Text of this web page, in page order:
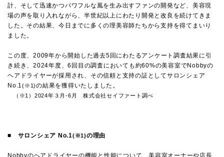
計、そして迅速かつパワフルな風を生み出すファンの開発など、美容現
場の声を取り入れながら、半世紀以上にわたり開発と改良を続けてきま
した。その結果、今日までに多くの理美容師たちから支持を得てまいり
ました。
この度、 2009年から開始した過去5 回にわたるアンケート調査結果に引
き続き、 2024年度、6 回目の調査においても約60%の美容室でNobbyの
ヘアドライヤーが採用され、その信頼と支持の証としてサロンシェア
No.1(※1)の結果を獲得いたしました。
（※1）2024年３月-6月 株式会社セイファート調べ
■ サロンシェア No.1(※1)の理由
Nobbyのヘアドライヤーの機能と性能について、美容室オーナーや店長